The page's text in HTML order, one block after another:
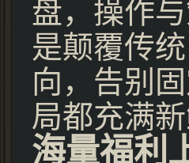
盘，操作
是颠覆传
向，告别
局都充满
海量福利